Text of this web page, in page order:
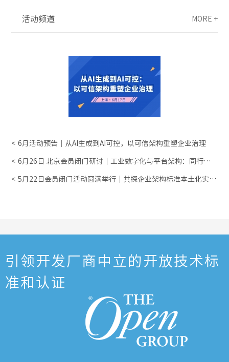
活动频道 MORE +
6月活动预告｜从AI生成到AI可控，以可信架构重塑企业治理
6月26日 北京会员闭门研讨｜工业数字化与平台架构：同行共
5月22日会员闭门活动圆满举行｜共探企业架构标准本土化实践
引领开发厂商中立的开放技术标
准和认证